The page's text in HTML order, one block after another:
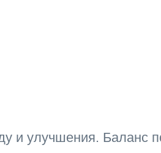
и улучшения. Баланс